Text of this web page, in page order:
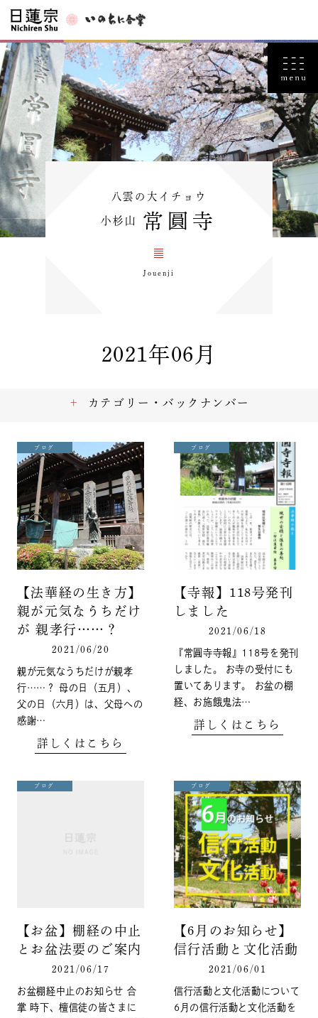
八雲の大イチョウ
小杉山 常圓寺
Jouenji
2021年06月
ブログ
【法華経の生き方】
親が元気なうちだけ
が 親孝行……？
2021/06/20
親が元気なうちだけが親孝
行……？ 母の日（五月）、
父の日（六月）は、父母への
感謝…
詳しくはこちら
ブログ
【寺報】118号発刊
しました
2021/06/18
『常圓寺寺報』118号を発刊
しました。 お寺の受付にも
置いてあります。 お盆の棚
経、お施餓鬼法…
詳しくはこちら
ブログ
【お盆】棚経の中止
とお盆法要のご案内
2021/06/17
お盆棚経中止のお知らせ 合
掌 時下、檀信徒の皆さまに
ブログ
【6月のお知らせ】
信行活動と文化活動
2021/06/01
信行活動と文化活動について
6月の信行活動と文化活動を
カテゴリー・バックナンバー